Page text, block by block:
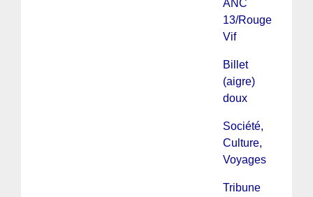
ANC
13/Rouge
Vif
Billet
(aigre)
doux
Société,
Culture,
Voyages
Tribune